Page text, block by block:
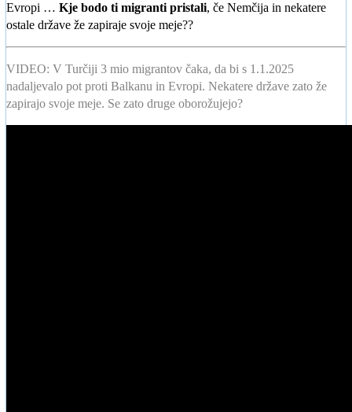
Evropi … Kje bodo ti migranti pristali, če Nemčija in nekatere
ostale države že zapiraje svoje meje??
VIDEO: V Turčiji 3 mio migrantov čaka, da bi s 1.1.2025
nadaljevalo pot proti Balkanu in Evropi. Nekatere države zato že
zapirajo svoje meje. Se zato druge oborožujejo?